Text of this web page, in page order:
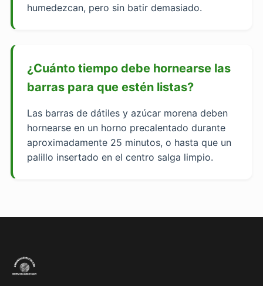
humedezcan, pero sin batir demasiado.
¿Cuánto tiempo debe hornearse las
barras para que estén listas?
Las barras de dátiles y azúcar morena deben
hornearse en un horno precalentado durante
aproximadamente 25 minutos, o hasta que un
palillo insertado en el centro salga limpio.